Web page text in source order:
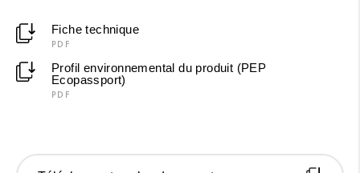
Fiche technique
PDF
Profil environnemental du produit (PEP
Ecopassport)
PDF